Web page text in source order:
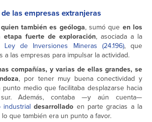
las empresas extranjeras
también es geóloga, sumó que en los
etapa fuerte de exploración, asociada a la
Ley de Inversiones Mineras (24.196), que
a las empresas para impulsar la actividad.
compañías, y varias de ellas grandes, se
, por tener muy buena conectividad y
medio que facilitaba desplazarse hacia
Además, contaba —y aún cuenta—
industrial desarrollado en parte gracias a la
que también era un punto a favor.